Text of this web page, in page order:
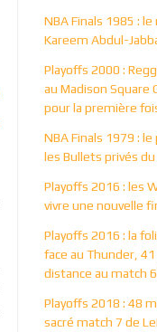
NBA Finals 1985 :
Kareem Abdul-
Playoffs 2000 :
au Madison Square
pour la première
NBA Finals 1979 :
les Bullets privés
Playoffs 2016 : les
vivre une nouvelle
Playoffs 2016 : la
face au Thunder,
distance au match 6
Playoffs 2018 : 48
sacré match 7 de